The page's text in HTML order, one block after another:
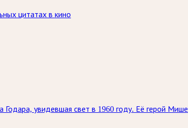
цитатах в кино
увидевшая свет в 1960 году. Её герой